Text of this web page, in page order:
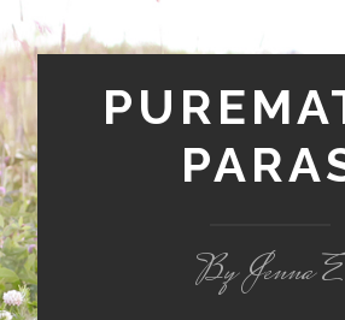
By Jenna E